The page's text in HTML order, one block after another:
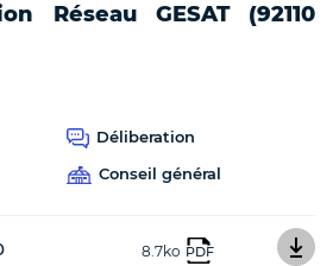
Réseau GESAT (92110
Déliberation
Conseil général
8.7ko PDF